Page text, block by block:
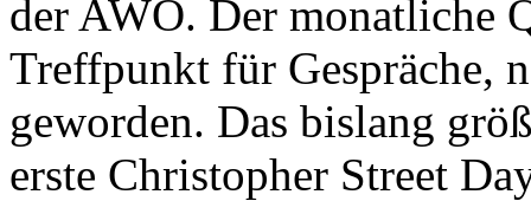
der AWO. Der monatliche
Treffpunkt für Gespräche,
geworden. Das bislang
erste Christopher Street